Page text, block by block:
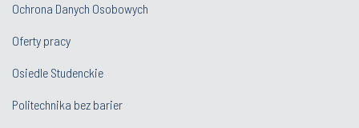
Ochrona Danych Osobowych
Oferty pracy
Osiedle Studenckie
Politechnika bez barier